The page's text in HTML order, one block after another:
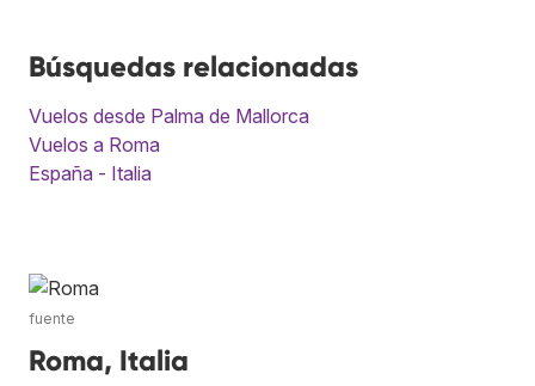
Búsquedas relacionadas
Vuelos desde Palma de Mallorca
Vuelos a Roma
España - Italia
fuente
Roma, Italia